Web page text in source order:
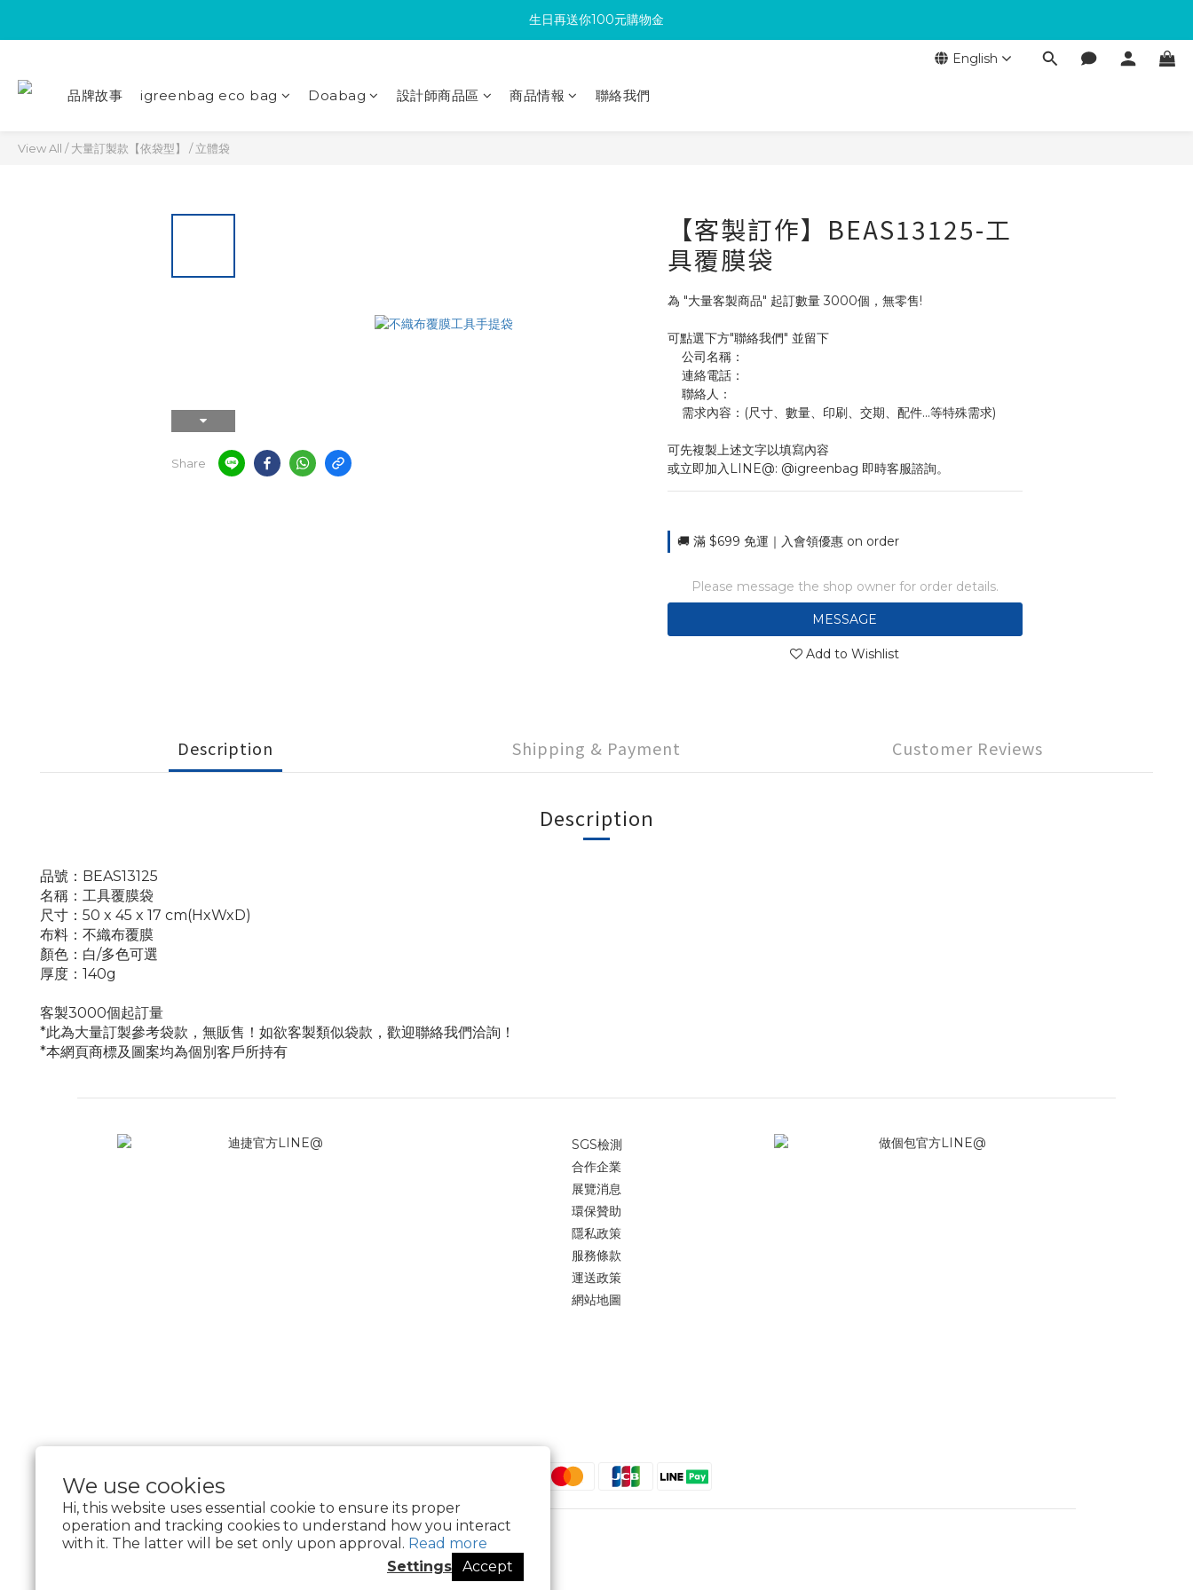
We use cookies
Hi, this website uses essential cookie to ensure its proper
operation and tracking cookies to understand how you interact
with it. The latter will be set only upon approval. Read more
Settings
Accept
滿300回饋10%購物金
生日再送你100元購物金
滿300回饋10%購物金
English
品牌故事 igreenbag eco bag Doabag 設計師商品區 商品情報 聯絡我們
View All /大量訂製款【依袋型】 /立體袋
Share
【客製訂作】BEAS13125-工
具覆膜袋
為 "大量客製商品" 起訂數量 3000個，無零售!
可點選下方"聯絡我們" 並留下
    公司名稱：
    連絡電話：
    聯絡人：
    需求內容：(尺寸、數量、印刷、交期、配件...等特殊需求)
可先複製上述文字以填寫內容
或立即加入LINE@: @igreenbag 即時客服諮詢。
🚚 滿 $699 免運｜入會領優惠 on order
Please message the shop owner for order details.
MESSAGE
Add to Wishlist
Description Shipping & Payment Customer Reviews
Description
品號：BEAS13125
名稱：工具覆膜袋
尺寸：50 x 45 x 17 cm(HxWxD)
布料：不織布覆膜
顏色：白/多色可選
厚度：140g
客製3000個起訂量
*此為大量訂製參考袋款，無販售！如欲客製類似袋款，歡迎聯絡我們洽詢！
*本網頁商標及圖案均為個別客戶所持有
SGS檢測
合作企業
展覽消息
環保贊助
隱私政策
服務條款
運送政策
網站地圖
$ TWD English